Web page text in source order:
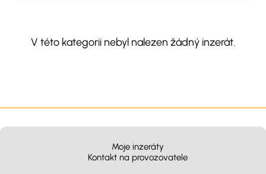
V této kategorii nebyl nalezen žádný inzerát.
Moje inzeráty
Kontakt na provozovatele